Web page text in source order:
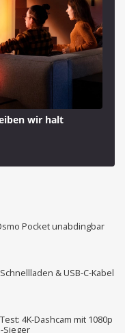
wir halt
Pocket unabdingbar
& USB-C-Kabel
4K-Dashcam mit 1080p
Sieger